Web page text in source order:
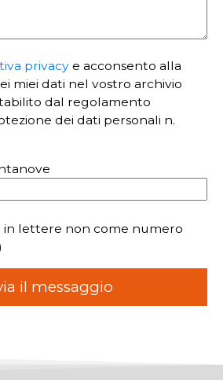
privacy e acconsento alla
miei dati nel vostro archivio
dal regolamento
dei dati personali n.
in lettere non come numero